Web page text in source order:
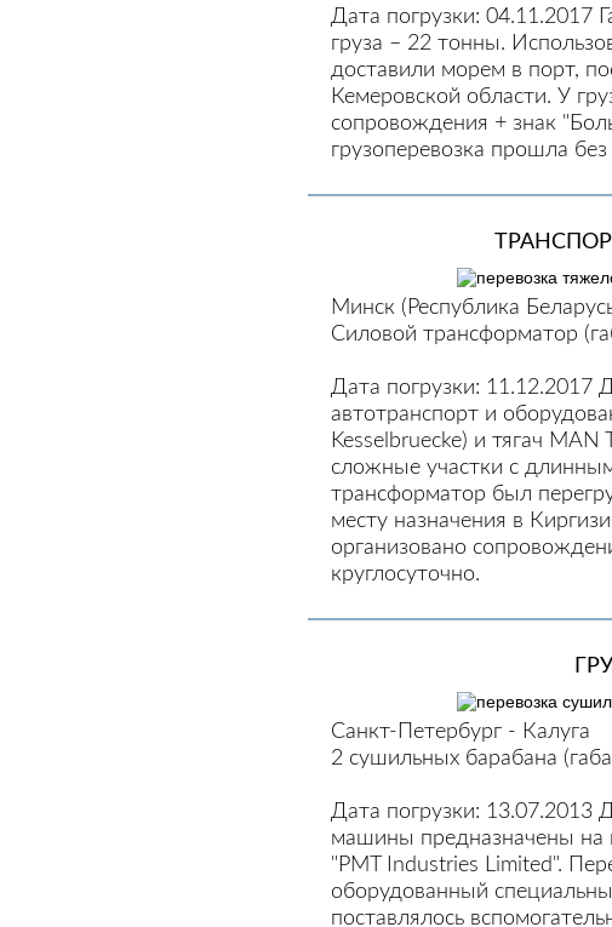
Дата погрузки: 04.11.2017
груза – 22 тонны.
доставили морем в порт,
Кемеровской области. У
сопровождения + знак
грузоперевозка прошла
Минск (Республика
Силовой трансформатор
Дата погрузки: 11.12.2017
автотранспорт и
Kesselbruecke) и тягач
сложные участки с
трансформатор был
месту назначения в
организовано
круглосуточно.
Санкт-Петербург - Калуга
2 сушильных барабана
Дата погрузки: 13.07.2013
машины предназначены на
"PMT Industries Limited".
оборудованный
поставлялось